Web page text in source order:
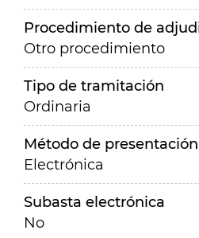
Procedimiento de
Otro procedimiento
Tipo de tramitación
Ordinaria
Método de
Electrónica
Subasta electrónica
No